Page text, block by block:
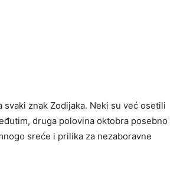
znak Zodijaka. Neki su već osetili
druga polovina oktobra posebno
sreće i prilika za nezaboravne